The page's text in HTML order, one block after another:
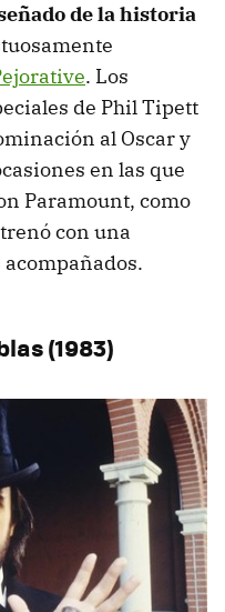
de la historia
. Los
de Phil Tipett
al Oscar y
en las que
Paramount, como
con una
(1983)